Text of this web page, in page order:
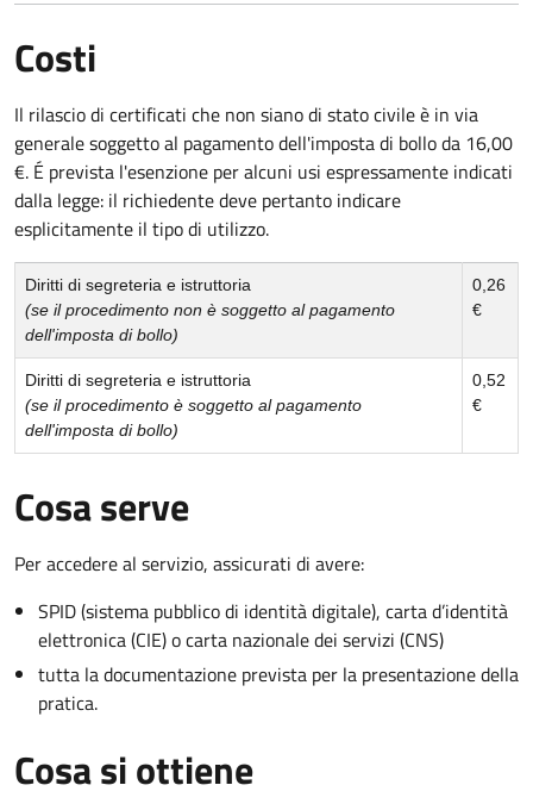
Costi
Il rilascio di certificati che non siano di stato civile è in via
generale soggetto al pagamento dell'imposta di bollo da 16,00
€. É prevista l'esenzione per alcuni usi espressamente indicati
dalla legge: il richiedente deve pertanto indicare
esplicitamente il tipo di utilizzo.
Diritti di segreteria e istruttoria
(se il procedimento non è soggetto al pagamento
dell'imposta di bollo)
0,26
€
Diritti di segreteria e istruttoria
(se il procedimento è soggetto al pagamento
dell'imposta di bollo)
0,52
€
Cosa serve
Per accedere al servizio, assicurati di avere:
SPID (sistema pubblico di identità digitale), carta d’identità
elettronica (CIE) o carta nazionale dei servizi (CNS)
tutta la documentazione prevista per la presentazione della
pratica.
Cosa si ottiene